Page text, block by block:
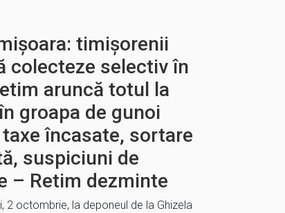
timișorenii
colecteze selectiv în
aruncă totul la
groapa de gunoi
încasate, sortare
suspiciuni de
– Retim dezminte
2 octombrie, la deponeul de la Ghizela